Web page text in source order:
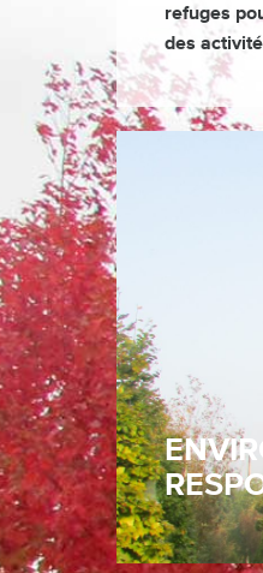
refuges
des
Cet
grand
bandes
arbres
Bray,